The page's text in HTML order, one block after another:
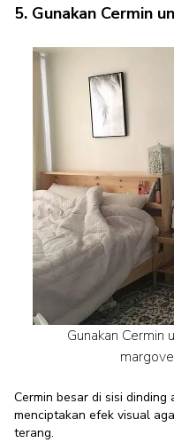
5. Gunakan Cermin
Gunakan Cermin
Cermin besar di sisi
menciptakan efek visual
terang.